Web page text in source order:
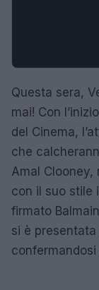
Questa sera,
mai! Con
del Cinema,
che
Amal
con il suo stile
firmato
si è